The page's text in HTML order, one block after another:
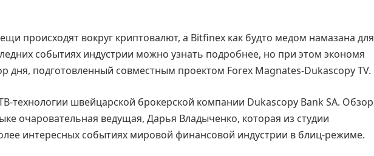
происходят вокруг криптовалют, а Bitfinex как будто медом намазана для
событиях индустрии можно узнать подробнее, но при этом экономя
дня, подготовленный совместным проектом Forex Magnates-Dukascopy TV.
технологии швейцарской брокерской компании Dukascopy Bank SA. Обзор
очаровательная ведущая, Дарья Владыченко, которая из студии
интересных событиях мировой финансовой индустрии в блиц-режиме.